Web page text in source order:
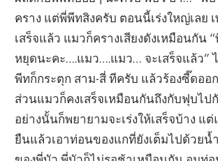
คราง แต่พี่พีทสิงครับ ตอนนี้เร่งใหญ่เลย เ
เสร็จแล้ว แมวก็ครางเสียงดังเหมือนกัน
หยุดนะคะ….แมว….แมว… จะเสร็จแล้ว”
พีทก็กระตุก สาม-สี่ ทีครับ แล้วร้องซี๊ดออ
ส่วนแมวก็คงเสร็จเหมือนกันถึงกับฟุบไป
อย่างนั้นก็พยายามจะเร่งให้เสร็จบ้าง แ
ยืนแล้วเอาท่อนของแกที่ยังเต็มไปด้วย